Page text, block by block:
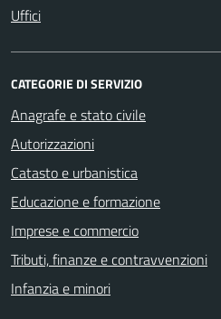
Uffici
CATEGORIE DI SERVIZIO
Anagrafe e stato civile
Autorizzazioni
Catasto e urbanistica
Educazione e formazione
Imprese e commercio
Tributi, finanze e contravvenzioni
Infanzia e minori